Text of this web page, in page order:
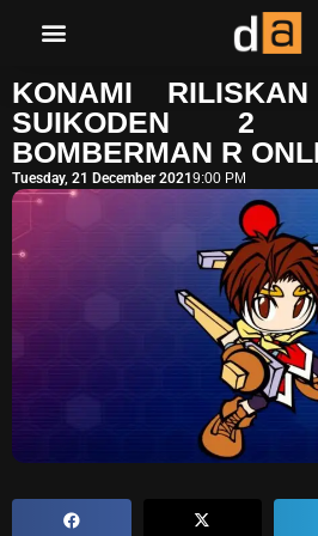
KONAMI
SUIKODEN 2
BOMBERMAN R
Tuesday, 21 December 20219:00 PM